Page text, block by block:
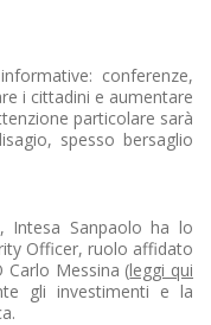
conferenze,
i cittadini e aumentare
particolare sarà
spesso bersaglio
Intesa Sanpaolo ha lo
Officer, ruolo affidato
Messina (leggi qui
gli investimenti e la